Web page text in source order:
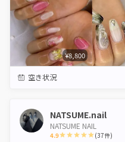
¥8,800
空き状況
NATSUME.nail
NATSUME NAIL
4.9 (37件)